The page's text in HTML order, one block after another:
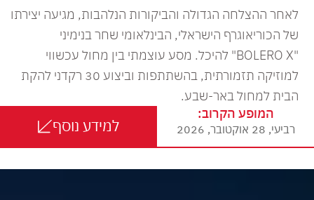
לאחר ההצלחה הגדולה והביקורות הנלהבות, מגיעה יצירתו
של הכוריאוגרף הישראלי, הבינלאומי שחר בנימיני
"BOLERO X" להיכל. מסע עוצמתי בין מחול עכשווי
למוזיקה תזמורתית, בהשתתפות וביצוע 30 רקדני להקת
הבית למחול באר-שבע.
המופע הקרוב:
רביעי, 28 אוקטובר, 2026 למידע נוסף